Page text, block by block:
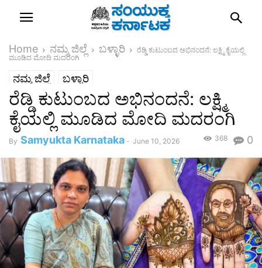
Home ನಮ್ಮ ಜಿಲ್ಲೆ ಬಳ್ಳಾರಿ
ರೆಡ್ಡಿ ಕುಟುಂಬದ ಅಭಿನಂದನೆ: ಲಕ್ಷ್ಮಿ ಕೈಯಲ್ಲಿ
ಮೂಡಿದ ಮೋದಿ ಮದರಂಗಿ
ನಮ್ಮ ಜಿಲ್ಲೆ ಬಳ್ಳಾರಿ
ರೆಡ್ಡಿ ಕುಟುಂಬದ ಅಭಿನಂದನೆ: ಲಕ್ಷ್ಮಿ
ಕೈಯಲ್ಲಿ ಮೂಡಿದ ಮೋದಿ ಮದರಂಗಿ
By Samyukta Karnataka - June 10, 2026 0
368